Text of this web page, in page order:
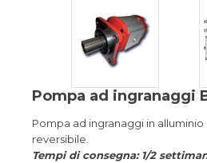
Pompa ad ingranaggi
Pompa ad ingranaggi in
reversibile.
Tempi di consegna: 1/2